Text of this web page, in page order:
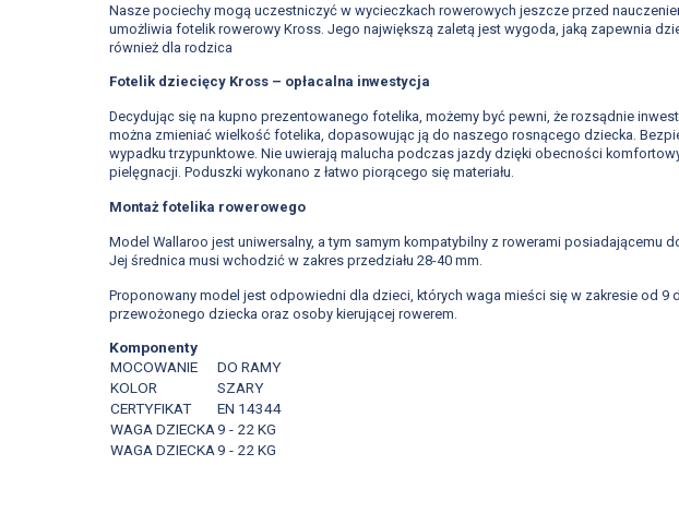
Nasze pociechy mogą uczestniczyć w wycieczkach rowerowych jeszcze przed
umożliwia fotelik rowerowy Kross. Jego największą zaletą jest wygoda, jaką zapewnia
również dla rodzica
Fotelik dziecięcy Kross – opłacalna inwestycja
Decydując się na kupno prezentowanego fotelika, możemy być pewni, że rozsądnie
można zmieniać wielkość fotelika, dopasowując ją do naszego rosnącego dziecka.
wypadku trzypunktowe. Nie uwierają malucha podczas jazdy dzięki obecności
pielęgnacji. Poduszki wykonano z łatwo piorącego się materiału.
Montaż fotelika rowerowego
Model Wallaroo jest uniwersalny, a tym samym kompatybilny z rowerami posiadającemu
Jej średnica musi wchodzić w zakres przedziału 28-40 mm.
Proponowany model jest odpowiedni dla dzieci, których waga mieści się w zakresie od
przewożonego dziecka oraz osoby kierującej rowerem.
Komponenty
MOCOWANIE
DO RAMY
KOLOR
SZARY
CERTYFIKAT
EN 14344
WAGA DZIECKA9 - 22 KG
WAGA DZIECKA9 - 22 KG